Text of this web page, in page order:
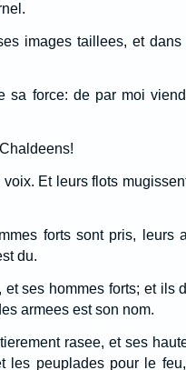
images taillees, et dans
sa force: de par moi
Et leurs flots
forts sont pris, leurs
du.
ses hommes forts; et ils
armees est son nom.
rasee, et ses
les peuplades pour le